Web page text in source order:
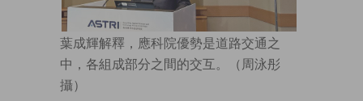
葉成輝解釋，應科院優勢是道路交通之
中，各組成部分之間的交互。（周泳彤
攝）